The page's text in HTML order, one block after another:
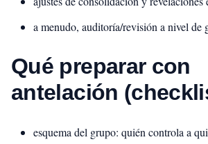
a menudo, auditoría/revisión a nivel de
Qué preparar con
antelación
esquema del grupo: quién controla a